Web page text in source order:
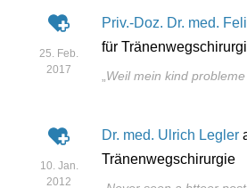
25. Feb.
2017
Priv.-Doz. Dr. med.
für
Weil mein kind
10. Jan.
2012
Dr. med. Ulrich Legler
Tränenwegschirurgie